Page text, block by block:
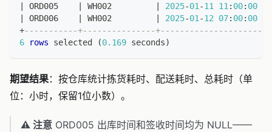
ORD005 WH002 2025-01 -11 11 : 00: 00
ORD006 WH002 2025-01 -12 07: 00: 00
+-----------+---------------
6
rows selected (0.169 seconds)
期望结果：按仓库统计拣货耗时、配送耗时、总耗时（单
位：小时，保留1位小数）。
⚠️ 注意 ORD005 出库时间和签收时间均为 NULL——